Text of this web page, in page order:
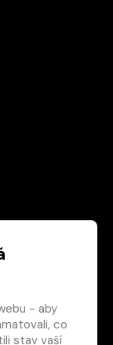
- aby
co
stav vaší